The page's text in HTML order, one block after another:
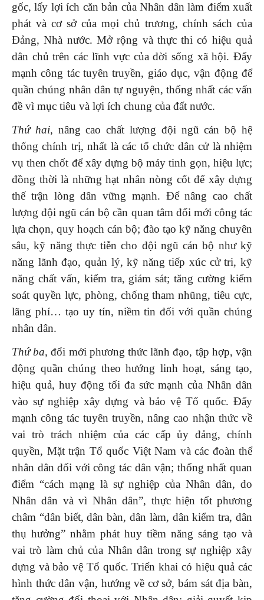
gốc, lấy lợi ích căn bản của Nhân dân làm điểm xuất
phát và cơ sở của mọi chủ trương, chính sách của
Đảng, Nhà nước. Mở rộng và thực thi có hiệu quả
dân chủ trên các lĩnh vực của đời sống xã hội. Đẩy
mạnh công tác tuyên truyền, giáo dục, vận động để
quần chúng nhân dân tự nguyện, thống nhất các vấn
đề vì mục tiêu và lợi ích chung của đất nước.
Thứ hai, nâng cao chất lượng đội ngũ cán bộ hệ
thống chính trị, nhất là các tổ chức dân cử là nhiệm
vụ then chốt để xây dựng bộ máy tinh gọn, hiệu lực;
đồng thời là những hạt nhân nòng cốt để xây dựng
thế trận lòng dân vững mạnh. Để nâng cao chất
lượng đội ngũ cán bộ cần quan tâm đổi mới công tác
lựa chọn, quy hoạch cán bộ; đào tạo kỹ năng chuyên
sâu, kỹ năng thực tiễn cho đội ngũ cán bộ như kỹ
năng lãnh đạo, quản lý, kỹ năng tiếp xúc cử tri, kỹ
năng chất vấn, kiểm tra, giám sát; tăng cường kiểm
soát quyền lực, phòng, chống tham nhũng, tiêu cực,
lãng phí… tạo uy tín, niềm tin đối với quần chúng
nhân dân.
Thứ ba, đổi mới phương thức lãnh đạo, tập hợp, vận
động quần chúng theo hướng linh hoạt, sáng tạo,
hiệu quả, huy động tối đa sức mạnh của Nhân dân
vào sự nghiệp xây dựng và bảo vệ Tổ quốc. Đẩy
mạnh công tác tuyên truyền, nâng cao nhận thức về
vai trò trách nhiệm của các cấp ủy đảng, chính
quyền, Mặt trận Tổ quốc Việt Nam và các đoàn thể
nhân dân đối với công tác dân vận; thống nhất quan
điểm “cách mạng là sự nghiệp của Nhân dân, do
Nhân dân và vì Nhân dân”, thực hiện tốt phương
châm “dân biết, dân bàn, dân làm, dân kiểm tra, dân
thụ hưởng” nhằm phát huy tiềm năng sáng tạo và
vai trò làm chủ của Nhân dân trong sự nghiệp xây
dựng và bảo vệ Tổ quốc. Triển khai có hiệu quả các
hình thức dân vận, hướng về cơ sở, bám sát địa bàn,